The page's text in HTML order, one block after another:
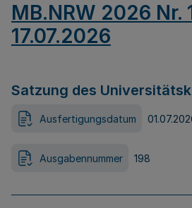
MB.NRW 2026 Nr.
17.07.2026
Satzung des
Ausfertigungsdatum
Ausgabennummer 198